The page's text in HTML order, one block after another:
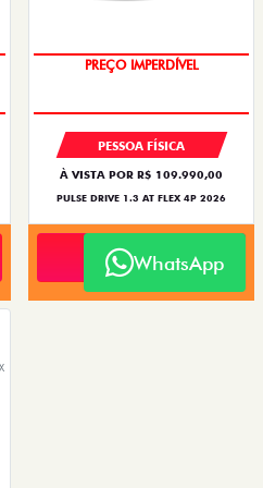
PREÇO IMPERDÍVEL
PESSOA FÍSICA
À VISTA POR R$ 109.990,00
PULSE DRIVE 1.3 AT FLEX 4P 2026
Quero agora!
WhatsApp